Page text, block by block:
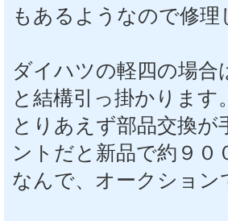
もあるようなので修理
ダイハツの軽四の場
と結構引っ掛かります。
とりあえず部品交換
ントだと新品で約９０
なんで、オークション